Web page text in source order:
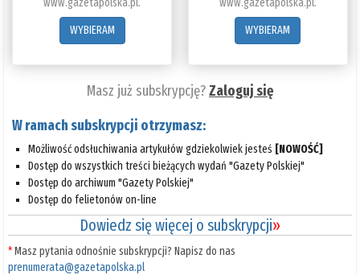
WYBIERAM
WYBIERAM
Masz już subskrypcję?Zaloguj się
W ramach subskrypcji otrzymasz:
Możliwość odsłuchiwania artykułów gdziekolwiek jesteś [NOWOŚĆ]
Dostęp do wszystkich treści bieżących wydań "Gazety Polskiej"
Dostęp do archiwum "Gazety Polskiej"
Dostęp do felietonów on-line
Dowiedz się więcej o subskrypcji»
*Masz pytania odnośnie subskrypcji? Napisz do nas
prenumerata@gazetapolska.pl